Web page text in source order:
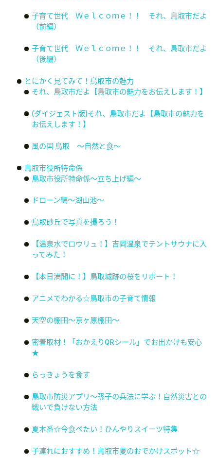
子育て世代 Ｗｅｌｃｏｍｅ！！ それ、鳥取市だよ
（前編）
子育て世代 Ｗｅｌｃｏｍｅ！！ それ、鳥取市だよ
（後編）
とにかく見てみて！鳥取市の魅力
それ、鳥取市だよ【鳥取市の魅力をお伝えします！】
(ダイジェスト版)それ、鳥取市だよ【鳥取市の魅力を
お伝えします！】
風の国 鳥取 ～自然と食～
鳥取市役所特命係
鳥取市役所特命係〜立ち上げ編〜
ドローン編〜湖山池〜
鳥取砂丘で写真を撮ろう！
【温泉水でロウリュ！】吉岡温泉でテントサウナに入
ってみた！
【本日満開に！】鳥取城跡の桜をリポート！
アニメでわかる☆鳥取市の子育て情報
天空の棚田〜京ヶ原棚田〜
密着取材！「おかえりQRシール」でお出かけも安心
★
らっきょうを食す
鳥取市防災アプリ〜孫子の兵法に学ぶ！自然災害との
戦いで負けない方法
夏本番☆今食べたい！ひんやりスイーツ特集
子連れにおすすめ！鳥取市夏のおでかけスポット☆